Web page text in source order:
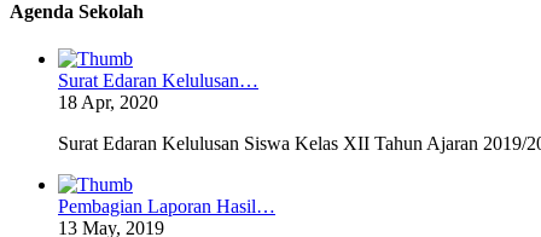
Agenda Sekolah
Surat Edaran Kelulusan…
18 Apr, 2020
Surat Edaran Kelulusan Siswa Kelas XII Tahun Ajaran 2019/
Pembagian Laporan Hasil…
13 May, 2019